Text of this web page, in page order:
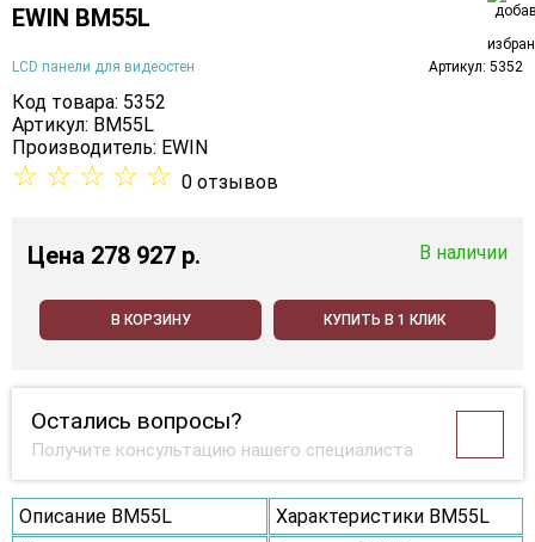
EWIN BM55L
LCD панели для видеостен Артикул: 5352
Код товара: 5352
Артикул: BM55L
Производитель: EWIN
☆ ☆ ☆ ☆ ☆ 0 отзывов
Цена 278 927 p. В наличии
В КОРЗИНУ КУПИТЬ В 1 КЛИК
Остались вопросы?
Получите консультацию нашего специалиста
Описание BM55L
Характеристики BM55L